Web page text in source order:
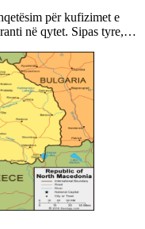
për kufizimet e
në qytet. Sipas tyre,…